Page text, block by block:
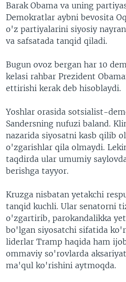
Barak Obama va uning
Demokratlar aybni bevosita
o'z partiyalarini siyosiy
va safsatada tanqid qiladi.
Bugun ovoz bergan har 10
kelasi rahbar Prezident
ettirishi kerak deb hisoblaydi.
Yoshlar orasida sotsialist-
Sandersning nufuzi baland.
nazarida siyosatni kasb qilib
o'zgarishlar qila olmaydi.
taqdirda ular umumiy
berishga tayyor.
Kruzga nisbatan yetakchi
tanqid kuchli. Ular senatorni
o'zgartirib, parokandalikka
bo'lgan siyosatchi sifatida
liderlar Tramp haqida ham
ommaviy so'rovlarda
ma'qul ko'rishini aytmoqda.